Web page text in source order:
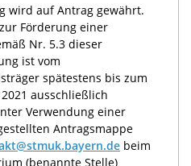
wird auf Antrag gewährt.
Förderung einer
Nr. 5.3 dieser
ist vom
spätestens bis zum
ausschließlich
Verwendung einer
Antragsmappe
beim
(benannte Stelle)